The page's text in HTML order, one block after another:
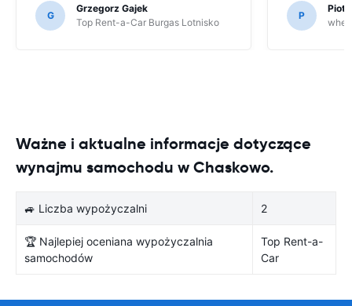
G
Grzegorz Gajek
Top Rent-a-Car Burgas Lotnisko
P
Piotr
Ważne i aktualne informacje dotyczące
wynajmu samochodu w Chaskowo.
🚙 Liczba wypożyczalni 2
🏆 Najlepiej oceniana wypożyczalnia
samochodów
Top Rent-a-
Car